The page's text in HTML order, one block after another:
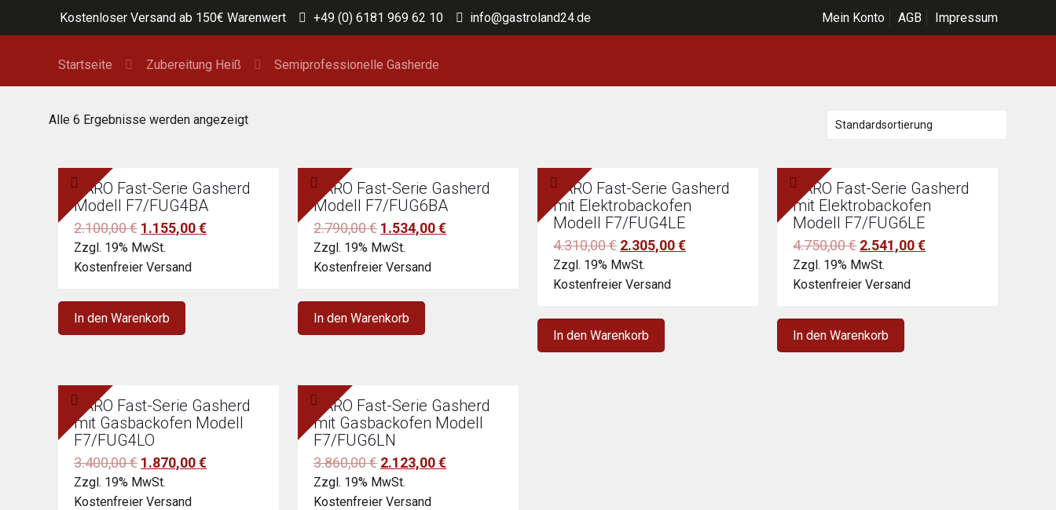
Kostenloser Versand ab 150€ Warenwert +49 (0) 6181 969 62 10 info@gastroland24.de Mein Konto AGB Impressum
Startseite Zubereitung Heiß Semiprofessionelle Gasherde
Alle 6 Ergebnisse werden angezeigt
SARO Fast-Serie Gasherd
Modell F7/FUG4BA
2.100,00€ Ursprünglicher
Preis
war:
1.155,00€Aktueller
Zzgl. 19% MwSt.
Kostenfreier Versand
In den Warenkorb
SARO Fast-Serie Gasherd
Modell F7/FUG6BA
2.790,00€ Ursprünglicher
Preis
war:
1.534,00€Aktueller
Zzgl. 19% MwSt.
Kostenfreier Versand
In den Warenkorb
SARO Fast-Serie Gasherd
mit Elektrobackofen
Modell F7/FUG4LE
4.310,00€ Ursprünglicher
Preis
war:
2.305,00€Aktueller
Zzgl. 19% MwSt.
Kostenfreier Versand
In den Warenkorb
SARO Fast-Serie Gasherd
mit Elektrobackofen
Modell F7/FUG6LE
4.750,00€ Ursprünglicher
Preis
war:
2.541,00€Aktueller
Zzgl. 19% MwSt.
Kostenfreier Versand
In den Warenkorb
SARO Fast-Serie Gasherd
mit Gasbackofen Modell
F7/FUG4LO
3.400,00€ Ursprünglicher
Preis
war:
1.870,00€Aktueller
Zzgl. 19% MwSt.
Kostenfreier Versand
SARO Fast-Serie Gasherd
mit Gasbackofen Modell
F7/FUG6LN
3.860,00€ Ursprünglicher
Preis
war:
2.123,00€Aktueller
Zzgl. 19% MwSt.
Kostenfreier Versand